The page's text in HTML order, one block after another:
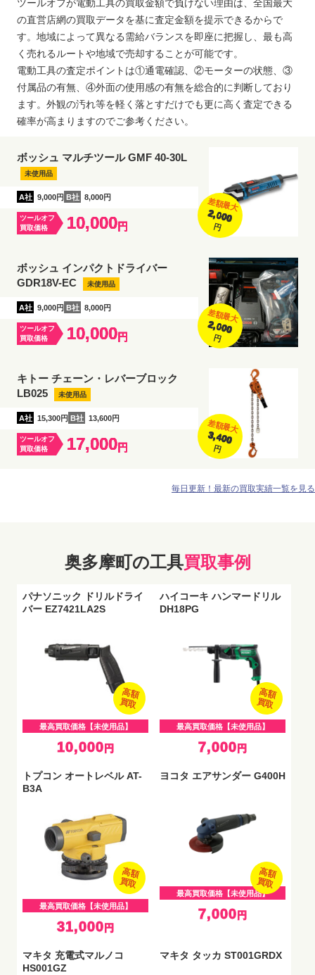
ツールオフが電動工具の買取金額で負けない理由は、全国最大
の直営店網の買取データを基に査定金額を提示できるからで
す。地域によって異なる需給バランスを即座に把握し、最も高
く売れるルートや地域で売却することが可能です。
電動工具の査定ポイントは①通電確認、②モーターの状態、③
付属品の有無、④外面の使用感の有無を総合的に判断しており
ます。外観の汚れ等を軽く落とすだけでも更に高く査定できる
確率が高まりますのでご参考ください。
ボッシュ マルチツール GMF 40-30L
未使用品
A社 9,000円 B社 8,000円
ツールオフ
買取価格
10,000円
差額最大
2,000
円
ボッシュ インパクトドライバー
GDR18V-EC
未使用品
A社 9,000円 B社 8,000円
ツールオフ
買取価格
10,000円
差額最大
2,000
円
キトー チェーン・レバーブロック
LB025
未使用品
A社 15,300円 B社 13,600円
ツールオフ
買取価格
17,000円
差額最大
3,400
円
毎日更新！最新の買取実績一覧を見る
奥多摩町の工具買取事例
パナソニック ドリルドライ
バー EZ7421LA2S
最高買取価格【未使用品】
10,000 円
高額
買取
ハイコーキ ハンマードリル
DH18PG
最高買取価格【未使用品】
7,000 円
高額
買取
トプコン オートレベル AT-
B3A
最高買取価格【未使用品】
31,000 円
高額
買取
ヨコタ エアサンダー G400H
最高買取価格【未使用品】
7,000 円
高額
買取
マキタ 充電式マルノコ
HS001GZ
マキタ タッカ ST001GRDX